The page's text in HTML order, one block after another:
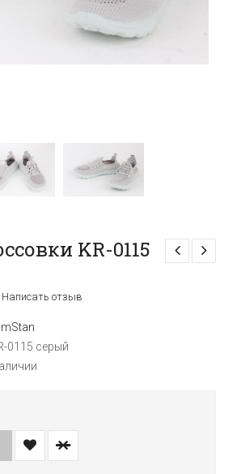
KR-0115
Написать отзыв
0115 серый